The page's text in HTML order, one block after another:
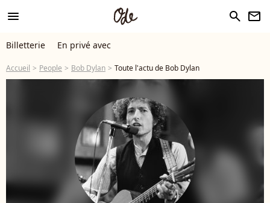
menu search newsletter
Billetterie En privé avec
Accueil People Bob Dylan Toute l'actu de Bob Dylan